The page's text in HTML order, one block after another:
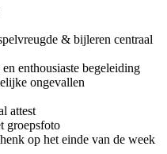
& bijleren centraal
enthousiaste begeleiding
ongevallen
attest
groepsfoto
op het einde van de week